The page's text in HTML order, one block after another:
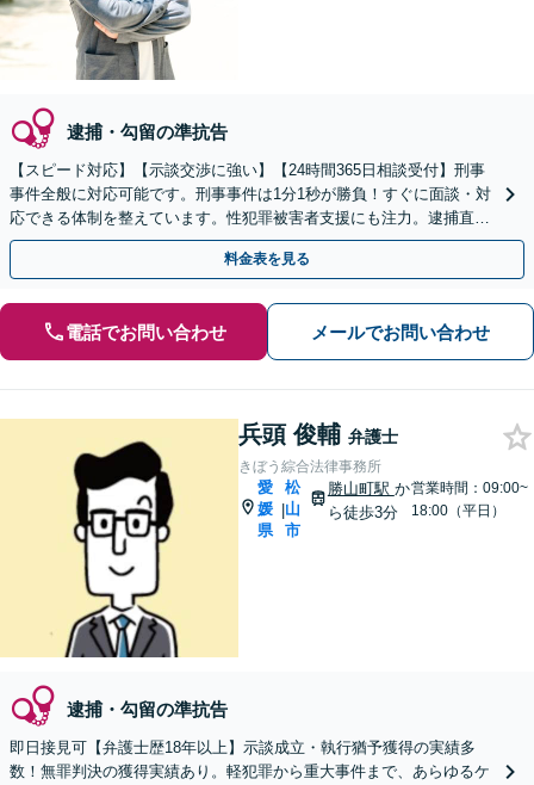
逮捕・勾留の準抗告
【スピード対応】【示談交渉に強い】【24時間365日相談受付】刑事
事件全般に対応可能です。刑事事件は1分1秒が勝負！すぐに面談・対
応できる体制を整えています。性犯罪被害者支援にも注力。逮捕直後
の接見・示談・裁判まで徹底サポートします。
料金表を見る
電話でお問い合わせ メールでお問い合わせ
兵頭 俊輔 弁護士
きぼう綜合法律事務所
愛
媛
県
|
松
山
市
勝山町駅 か
ら徒歩3分
営業時間：09:00~
18:00（平日）
逮捕・勾留の準抗告
即日接見可【弁護士歴18年以上】示談成立・執行猶予獲得の実績多
数！無罪判決の獲得実績あり。軽犯罪から重大事件まで、あらゆるケ